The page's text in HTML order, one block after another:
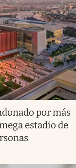
por más
estadio de